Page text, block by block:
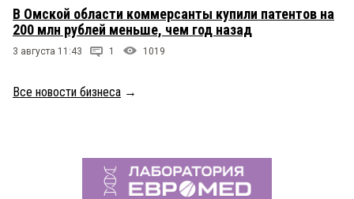
В Омской области коммерсанты купили патентов на
200 млн рублей меньше, чем год назад
3 августа 11:43 1 1019
Все новости бизнеса →